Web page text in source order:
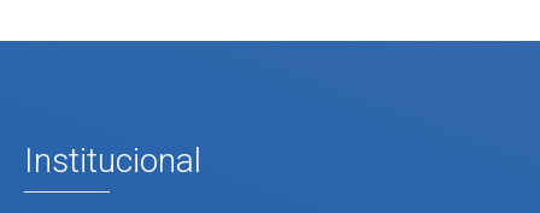
Institucional